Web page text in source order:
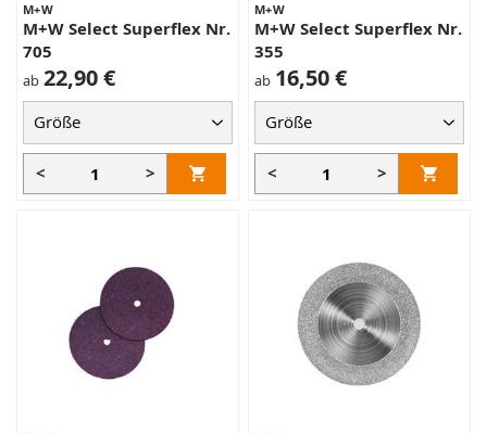
M+W
M+W Select Superflex Nr.
705
ab 22,90 €
< >
M+W
M+W Select Superflex Nr.
355
ab 16,50 €
< >